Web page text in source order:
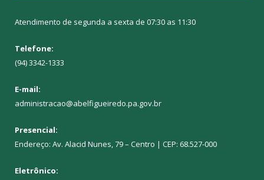
Atendimento de segunda a sexta de 07:30 as 11:30
Telefone:
(94) 3342-1333
E-mail:
administracao@abelfigueiredo.pa.gov.br
Presencial:
Endereço: Av. Alacid Nunes, 79 – Centro | CEP: 68.527-000
Eletrônico: